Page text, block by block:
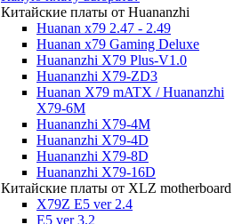
Китайские платы от Huananzhi
Huanan x79 2.47 - 2.49
Huanan x79 Gaming Deluxe
Huananzhi X79 Plus-V1.0
Huananzhi X79-ZD3
Huanan X79 mATX / Huananzhi
X79-6M
Huananzhi X79-4M
Huananzhi X79-4D
Huananzhi X79-8D
Huananzhi X79-16D
Китайские платы от XLZ motherboard
X79Z E5 ver 2.4
E5 ver 3.2